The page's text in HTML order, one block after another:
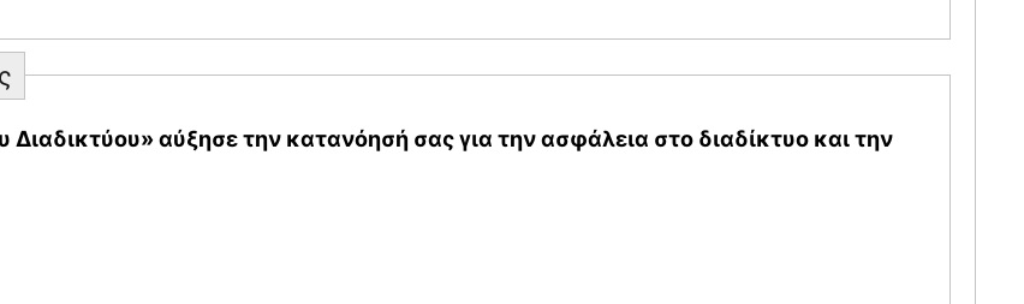
αύξησε την κατανόησή σας για την ασφάλεια στο διαδίκτυο και την